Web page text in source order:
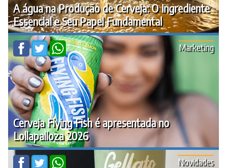
A água na Produção de Cerveja: O Ingrediente
Essencial e Seu Papel Fundamental
Cerveja Flying Fish é apresentada no
Lollapalloza 2026
Marketing
Novidades